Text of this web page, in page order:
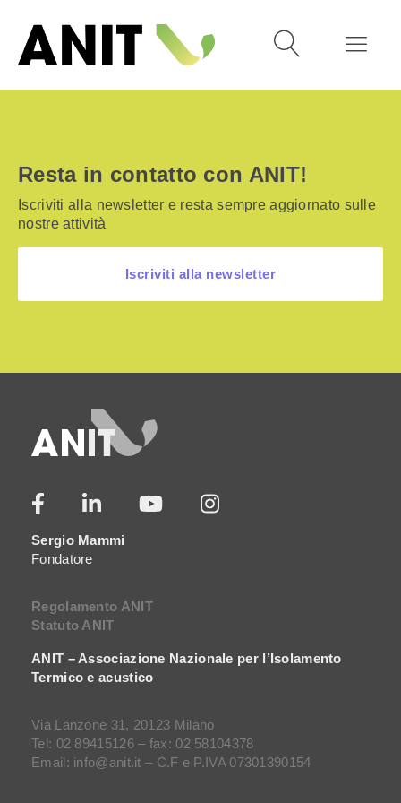
Resta in contatto con ANIT!
Iscriviti alla newsletter e resta sempre aggiornato sulle
nostre attività
Iscriviti alla newsletter
Sergio Mammi
Fondatore
Regolamento ANIT
Statuto ANIT
ANIT – Associazione Nazionale per l’Isolamento
Termico e acustico
Via Lanzone 31, 20123 Milano
Tel: 02 89415126 – fax: 02 58104378
Email: info@anit.it – C.F e P.IVA 07301390154